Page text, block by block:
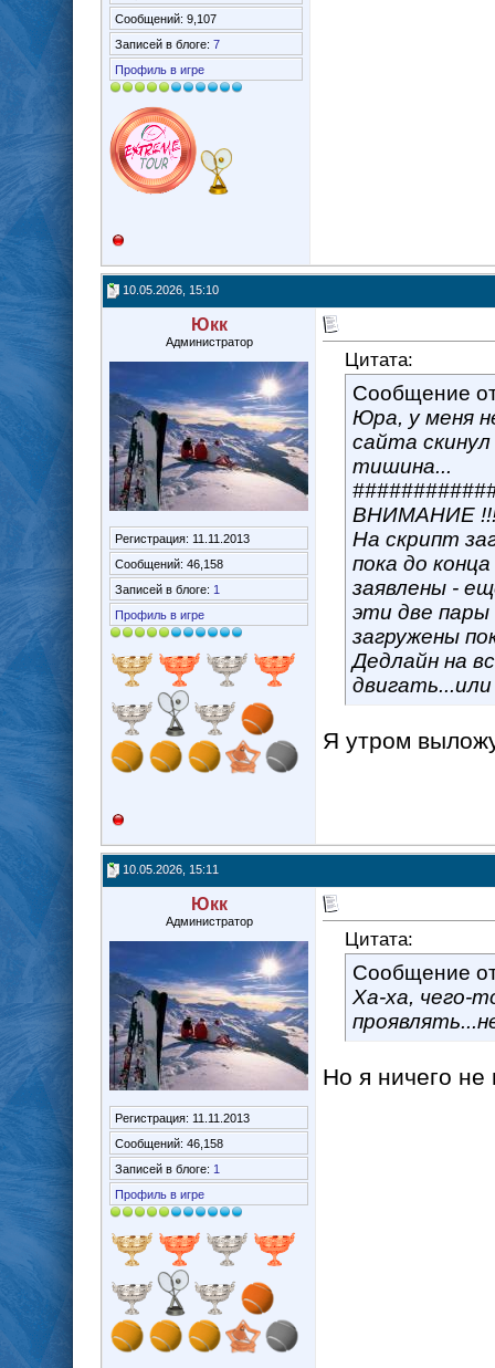
Сообщений: 9,107
Записей в блоге: 7
Профиль в игре
10.05.2026, 15:10
Юкк
Администратор
Регистрация: 11.11.2013
Сообщений: 46,158
Записей в блоге: 1
Профиль в игре
Цитата:
Сообщение
Юра, у меня
сайта
тишина...
ВНИМАНИЕ
На скрипт
пока до конца
заявлены -
эти две пары
загружены
Дедлайн на
Я утром
10.05.2026, 15:11
Юкк
Администратор
Регистрация: 11.11.2013
Сообщений: 46,158
Записей в блоге: 1
Профиль в игре
Цитата:
Сообщение
Ха-ха, чего-
Но я ничего не